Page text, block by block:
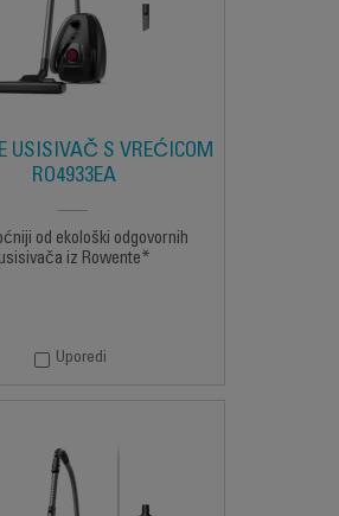
USISIVAČ S VREĆICOM
RO4933EA
od ekološki odgovornih
usisivača iz Rowente*
Uporedi